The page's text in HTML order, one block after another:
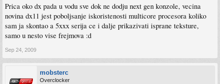
Prica oko dx pada u vodu sve dok ne dodju next gen konzole, vecina
novina dx11 jest poboljsanje iskoristenosti multicore procesora koliko
sam ja skontao a 5xxx serija ce i dalje prikazivati isprane teksture,
samo u nesto vise frejmova :d
Sep 24, 2009
mobsterc
Overclocker